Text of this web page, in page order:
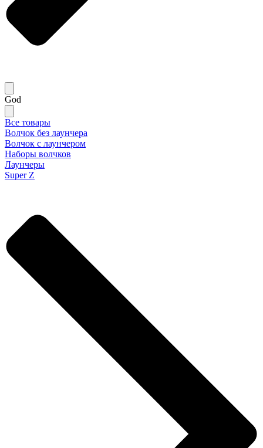
God
Все товары
Волчок без лаунчера
Волчок с лаунчером
Наборы волчков
Лаунчеры
Super Z